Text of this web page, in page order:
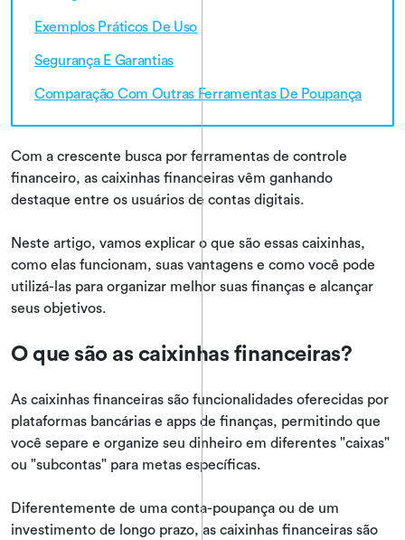
Exemplos Práticos De Uso
Segurança E Garantias
Comparação Com Outras Ferramentas De Poupança
Com a crescente busca por ferramentas de controle
financeiro, as caixinhas financeiras vêm ganhando
destaque entre os usuários de contas digitais.
Neste artigo, vamos explicar o que são essas caixinhas,
como elas funcionam, suas vantagens e como você pode
utilizá-las para organizar melhor suas finanças e alcançar
seus objetivos.
O que são as caixinhas financeiras?
As caixinhas financeiras são funcionalidades oferecidas por
plataformas bancárias e apps de finanças, permitindo que
você separe e organize seu dinheiro em diferentes "caixas"
ou "subcontas" para metas específicas.
Diferentemente de uma conta-poupança ou de um
investimento de longo prazo, as caixinhas financeiras são